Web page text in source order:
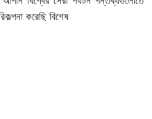
করেছি বিশেষ